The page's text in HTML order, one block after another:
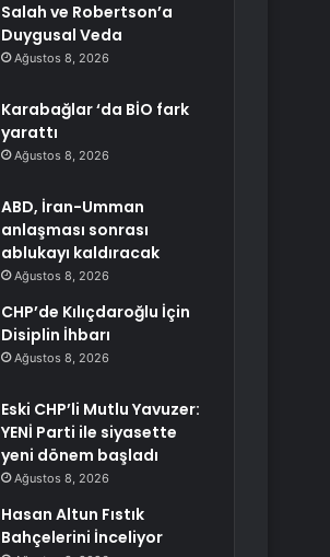
Salah ve Robertson’a
Duygusal Veda
Ağustos 8, 2026
Karabağlar ‘da BİO fark
yarattı
Ağustos 8, 2026
ABD, İran-Umman
anlaşması sonrası
ablukayı kaldıracak
Ağustos 8, 2026
CHP’de Kılıçdaroğlu İçin
Disiplin İhbarı
Ağustos 8, 2026
Eski CHP’li Mutlu Yavuzer:
YENİ Parti ile siyasette
yeni dönem başladı
Ağustos 8, 2026
Hasan Altun Fıstık
Bahçelerini İnceliyor